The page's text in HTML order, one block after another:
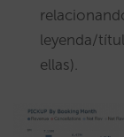
leyenda/
ellas).